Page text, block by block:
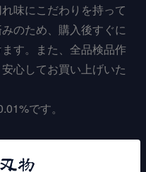
味にこだわりを持って
のため、購入後すぐに
す。また、全品検品作
心してお買い上げいた
です。